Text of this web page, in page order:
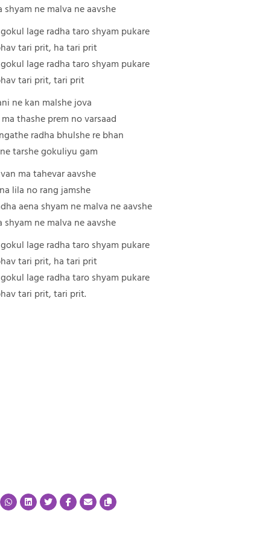
shyam ne malva ne aavshe
lage radha taro shyam pukare
tari prit, ha tari prit
lage radha taro shyam pukare
tari prit, tari prit
ne kan malshe jova
thashe prem no varsaad
radha bhulshe re bhan
tarshe gokuliyu gam
ma tahevar aavshe
lila no rang jamshe
aena shyam ne malva ne aavshe
shyam ne malva ne aavshe
lage radha taro shyam pukare
tari prit, ha tari prit
lage radha taro shyam pukare
tari prit, tari prit.